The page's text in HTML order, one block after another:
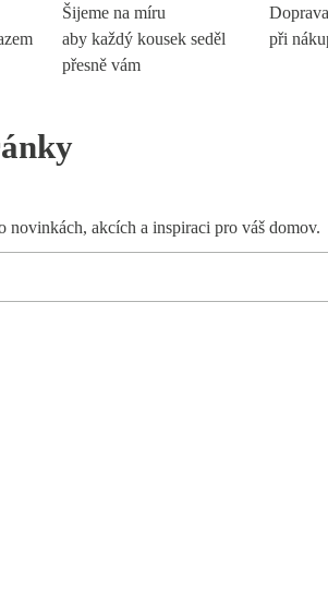
Šijeme na míru
aby každý kousek seděl
přesně vám
při
novinkách, akcích a inspiraci pro váš domov.